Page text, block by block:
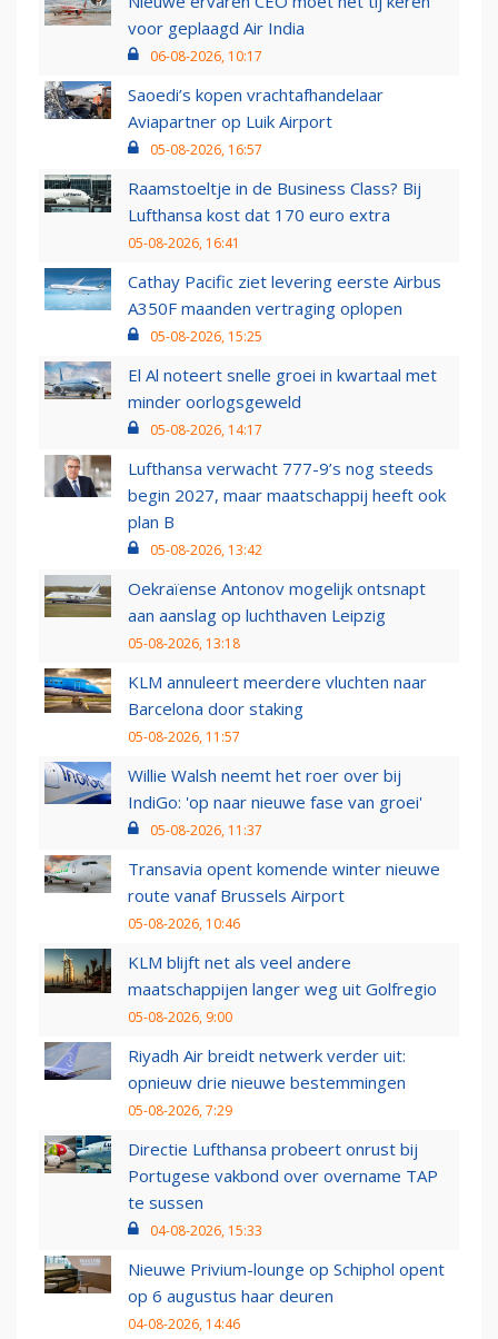
voor geplaagd Air India
06-08-2026, 10:17
Saoedi’s kopen vrachtafhandelaar
Aviapartner op Luik Airport
05-08-2026, 16:57
Raamstoeltje in de Business Class? Bij
Lufthansa kost dat 170 euro extra
05-08-2026, 16:41
Cathay Pacific ziet levering eerste Airbus
A350F maanden vertraging oplopen
05-08-2026, 15:25
El Al noteert snelle groei in kwartaal met
minder oorlogsgeweld
05-08-2026, 14:17
Lufthansa verwacht 777-9’s nog steeds
begin 2027, maar maatschappij heeft ook
plan B
05-08-2026, 13:42
Oekraïense Antonov mogelijk ontsnapt
aan aanslag op luchthaven Leipzig
05-08-2026, 13:18
KLM annuleert meerdere vluchten naar
Barcelona door staking
05-08-2026, 11:57
Willie Walsh neemt het roer over bij
IndiGo: 'op naar nieuwe fase van groei'
05-08-2026, 11:37
Transavia opent komende winter nieuwe
route vanaf Brussels Airport
05-08-2026, 10:46
KLM blijft net als veel andere
maatschappijen langer weg uit Golfregio
05-08-2026, 9:00
Riyadh Air breidt netwerk verder uit:
opnieuw drie nieuwe bestemmingen
05-08-2026, 7:29
Directie Lufthansa probeert onrust bij
Portugese vakbond over overname TAP
te sussen
04-08-2026, 15:33
Nieuwe Privium-lounge op Schiphol opent
op 6 augustus haar deuren
04-08-2026, 14:46